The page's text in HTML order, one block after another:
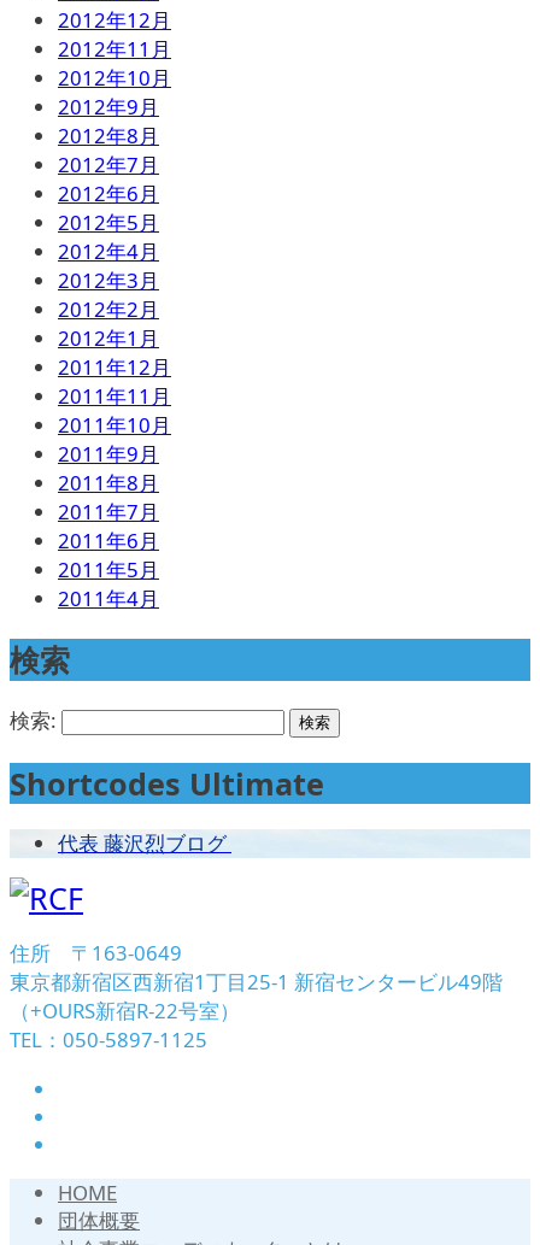
2012年12月
2012年11月
2012年10月
2012年9月
2012年8月
2012年7月
2012年6月
2012年5月
2012年4月
2012年3月
2012年2月
2012年1月
2011年12月
2011年11月
2011年10月
2011年9月
2011年8月
2011年7月
2011年6月
2011年5月
2011年4月
検索
検索:
Shortcodes Ultimate
代表 藤沢烈ブログ
住所 〒163-0649
東京都新宿区西新宿1丁目25-1 新宿センタービル49階
（+OURS新宿R-22号室）
TEL：050-5897-1125
HOME
団体概要